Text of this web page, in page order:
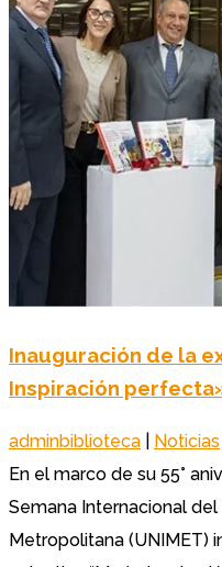
Inauguración de la
Inspiración
adminbiblioteca Noticias
En el marco de su 55°
Semana Internacional
Metropolitana (UNIMET)